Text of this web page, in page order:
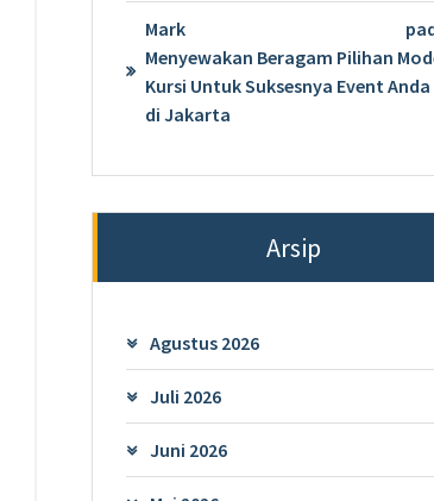
Mark
Menyewakan Beragam Pilihan
Kursi Untuk Suksesnya Event Anda
di Jakarta
Arsip
Agustus 2026
Juli 2026
Juni 2026